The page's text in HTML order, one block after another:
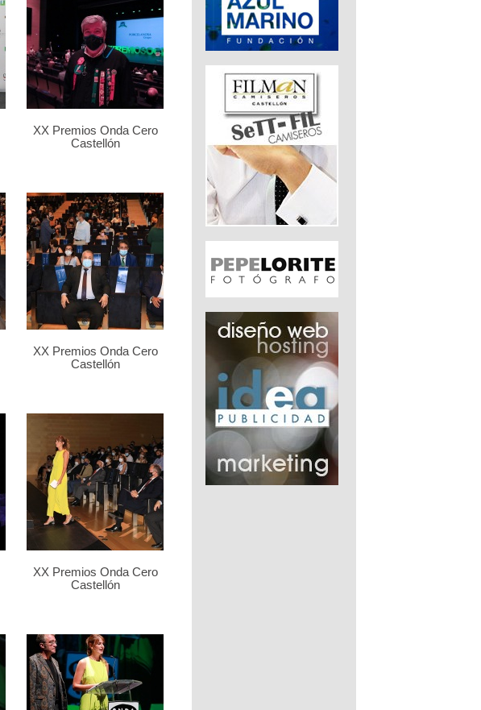
XX Premios Onda Cero
Castellón
XX Premios Onda Cero
Castellón
XX Premios Onda Cero
Castellón